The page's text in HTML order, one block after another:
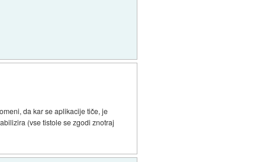
da kar se aplikacije tiče, je
(vse tistole se zgodi znotraj